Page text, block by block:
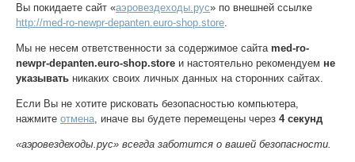
Вы покидаете сайт «аэровездеходы.рус» по внешней ссылке
http://med-ro-newpr-depanten.euro-shop.store
Мы не несем ответственности за содержимое сайта med-ro-
newpr-depanten.euro-shop.store и настоятельно рекомендуем не
указывать никаких своих личных данных на сторонних сайтах.
Если Вы не хотите рисковать безопасностью компьютера,
нажмите отмена , иначе вы будете перемещены через 4секунд
«аэровездеходы.рус» всегда заботится о вашей безопасности.